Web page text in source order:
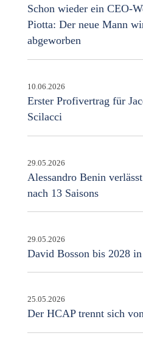
Schon wieder ein CEO-
Piotta: Der neue Mann
abgeworben
10.06.2026
Erster Profivertrag für
Scilacci
29.05.2026
Alessandro Benin
nach 13 Saisons
29.05.2026
David Bosson bis 2028
25.05.2026
Der HCAP trennt sich